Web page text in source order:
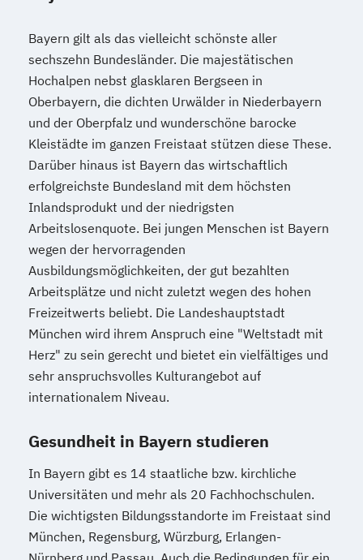
Bayern gilt als das vielleicht schönste aller
sechszehn Bundesländer. Die majestätischen
Hochalpen nebst glasklaren Bergseen in
Oberbayern, die dichten Urwälder in Niederbayern
und der Oberpfalz und wunderschöne barocke
Kleistädte im ganzen Freistaat stützen diese These.
Darüber hinaus ist Bayern das wirtschaftlich
erfolgreichste Bundesland mit dem höchsten
Inlandsprodukt und der niedrigsten
Arbeitslosenquote. Bei jungen Menschen ist Bayern
wegen der hervorragenden
Ausbildungsmöglichkeiten, der gut bezahlten
Arbeitsplätze und nicht zuletzt wegen des hohen
Freizeitwerts beliebt. Die Landeshauptstadt
München wird ihrem Anspruch eine "Weltstadt mit
Herz" zu sein gerecht und bietet ein vielfältiges und
sehr anspruchsvolles Kulturangebot auf
internationalem Niveau.
Gesundheit in Bayern studieren
In Bayern gibt es 14 staatliche bzw. kirchliche
Universitäten und mehr als 20 Fachhochschulen.
Die wichtigsten Bildungsstandorte im Freistaat sind
München, Regensburg, Würzburg, Erlangen-